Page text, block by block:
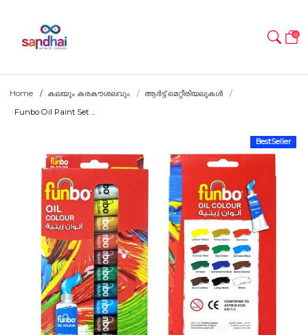
0
Home കലയും കരകൗശലവും
ആർട്ട് മെറ്റീരിയലുകൾ
Funbo Oil Paint Set ...
BestSeller